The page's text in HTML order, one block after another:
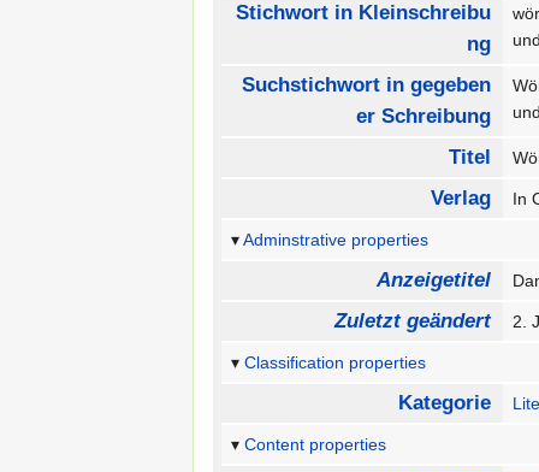
Stichwort in Kleinschreibu
ng
Suchstichwort in gegeben
er Schreibung
Titel
Verlag In
Adminstrative properties
Anzeigetitel
Zuletzt geändert 2.
Classification properties
Kategorie
Content properties